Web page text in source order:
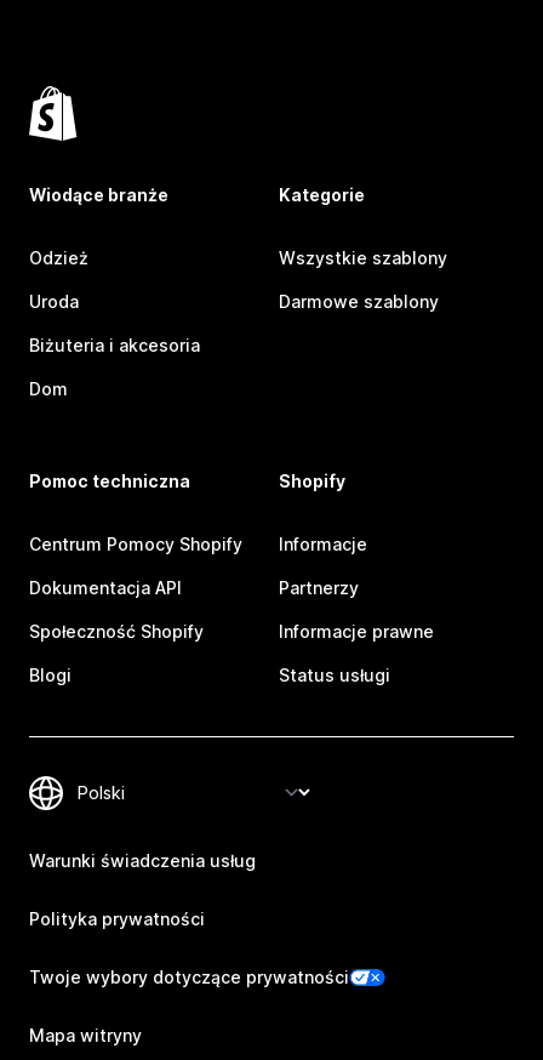
Wiodące branże
Odzież
Uroda
Biżuteria i akcesoria
Dom
Kategorie
Wszystkie szablony
Darmowe szablony
Pomoc techniczna
Centrum Pomocy Shopify
Dokumentacja API
Społeczność Shopify
Blogi
Shopify
Informacje
Partnerzy
Informacje prawne
Status usługi
Warunki świadczenia usług
Polityka prywatności
Twoje wybory dotyczące prywatności
Mapa witryny